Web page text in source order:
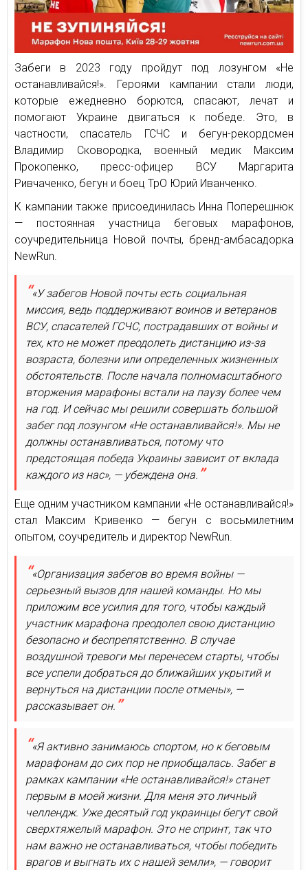
Забеги в 2023 году пройдут под лозунгом «Не
останавливайся!». Героями кампании стали люди,
которые ежедневно борются, спасают, лечат и
помогают Украине двигаться к победе. Это, в
частности, спасатель ГСЧС и бегун-рекордсмен
Владимир Сковородка, военный медик Максим
Прокопенко, пресс-офицер ВСУ Маргарита
Ривчаченко, бегун и боец ТрО Юрий Иванченко.
К кампании также присоединилась Инна Поперешнюк
— постоянная участница беговых марафонов,
соучредительница Новой почты, бренд-амбасадорка
NewRun.
«У забегов Новой почты есть социальная
миссия, ведь поддерживают воинов и ветеранов
ВСУ, спасателей ГСЧС, пострадавших от войны и
тех, кто не может преодолеть дистанцию из-за
возраста, болезни или определенных жизненных
обстоятельств. После начала полномасштабного
вторжения марафоны встали на паузу более чем
на год. И сейчас мы решили совершать большой
забег под лозунгом «Не останавливайся!». Мы не
должны останавливаться, потому что
предстоящая победа Украины зависит от вклада
каждого из нас», — убеждена она.
Еще одним участником кампании «Не останавливайся!»
стал Максим Кривенко — бегун с восьмилетним
опытом, соучредитель и директор NewRun.
«Организация забегов во время войны —
серьезный вызов для нашей команды. Но мы
приложим все усилия для того, чтобы каждый
участник марафона преодолел свою дистанцию
безопасно и беспрепятственно. В случае
воздушной тревоги мы перенесем старты, чтобы
все успели добраться до ближайших укрытий и
вернуться на дистанции после отмены», —
рассказывает он.
«Я активно занимаюсь спортом, но к беговым
марафонам до сих пор не приобщалась. Забег в
рамках кампании «Не останавливайся!» станет
первым в моей жизни. Для меня это личный
челлендж. Уже десятый год украинцы бегут свой
сверхтяжелый марафон. Это не спринт, так что
нам важно не останавливаться, чтобы победить
врагов и выгнать их с нашей земли», — говорит